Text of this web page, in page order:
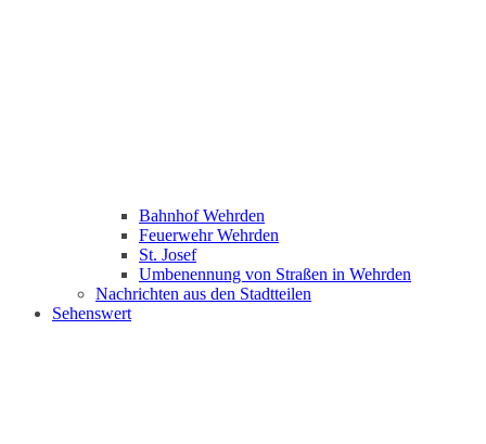
Bahnhof Wehrden
Feuerwehr Wehrden
St. Josef
Umbenennung von Straßen in Wehrden
Nachrichten aus den Stadtteilen
Sehenswert